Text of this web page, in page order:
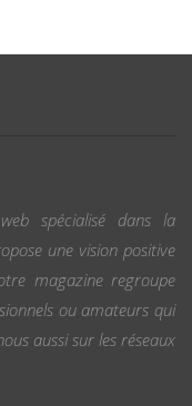
spécialisé dans la
une vision positive
magazine regroupe
ou amateurs qui
aussi sur les réseaux